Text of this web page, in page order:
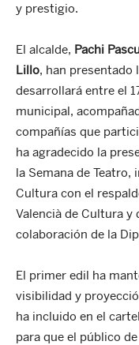
y prestigio.
El alcalde, Pachi
Lillo, han presentado
desarrollará entre el
municipal,
compañías que
ha agradecido la
la Semana de Teatro,
Cultura con el
Valencià de Cultura y
colaboración de la
El primer edil ha
visibilidad y
ha incluido en el
para que el público